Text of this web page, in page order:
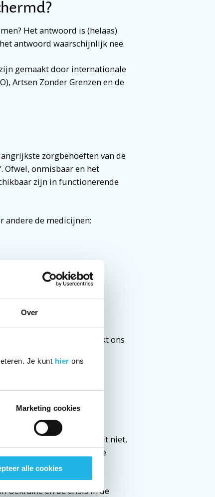
Over
Je kunt hier ons
Marketing cookies
alle cookies
Het antwoord is (helaas)
antwoord waarschijnlijk nee.
gemaakt door internationale
Artsen Zonder Grenzen en de
zorgbehoeften van de
Ofwel, onmisbaar en het
zijn in functionerende
andere de medicijnen:
van tekorten. Werkt ons
en acute
en tabletten van
er wel op. Ideaal is dit niet,
er om de eerste periode
Oekraïne en de crisis in de